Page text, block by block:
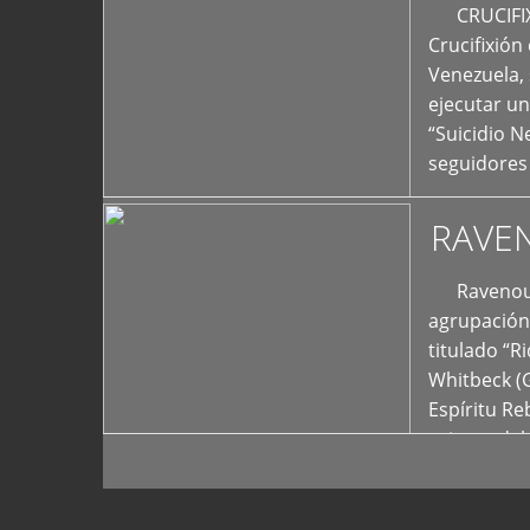
Crucifixión
ejecutar
“Suicidio
titulado
Whitbeck
Espíritu
oriente